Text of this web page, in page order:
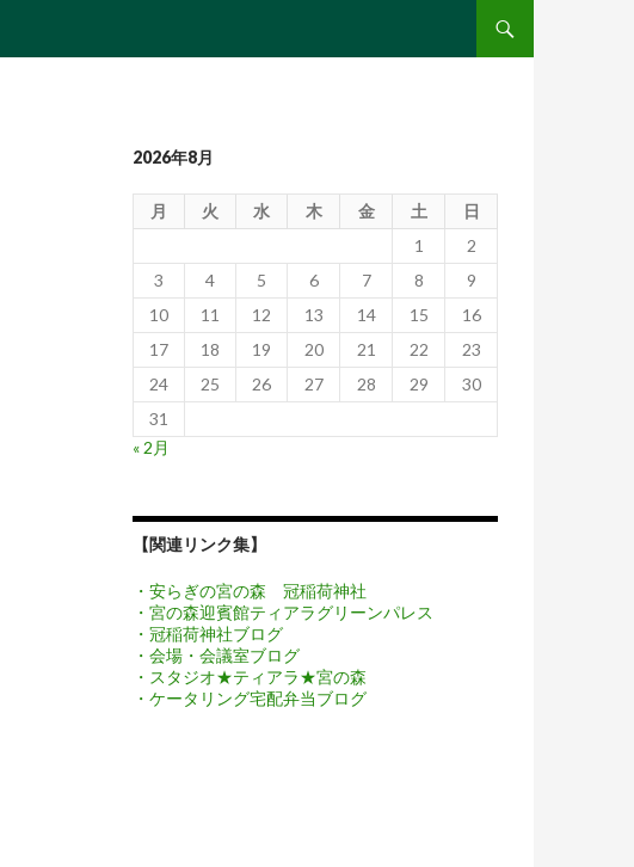
2026年8月
月 火 水 木 金 土
日
1
2
3
4 5 6 7 8
9
10
11 12 13 14 15
16
17
18 19 20 21 22
23
24
25 26 27 28 29
30
31
« 2月
【関連リンク集】
・安らぎの宮の森 冠稲荷神社
・宮の森迎賓館ティアラグリーンパレス
・冠稲荷神社ブログ
・会場・会議室ブログ
・スタジオ★ティアラ★宮の森
・ケータリング宅配弁当ブログ